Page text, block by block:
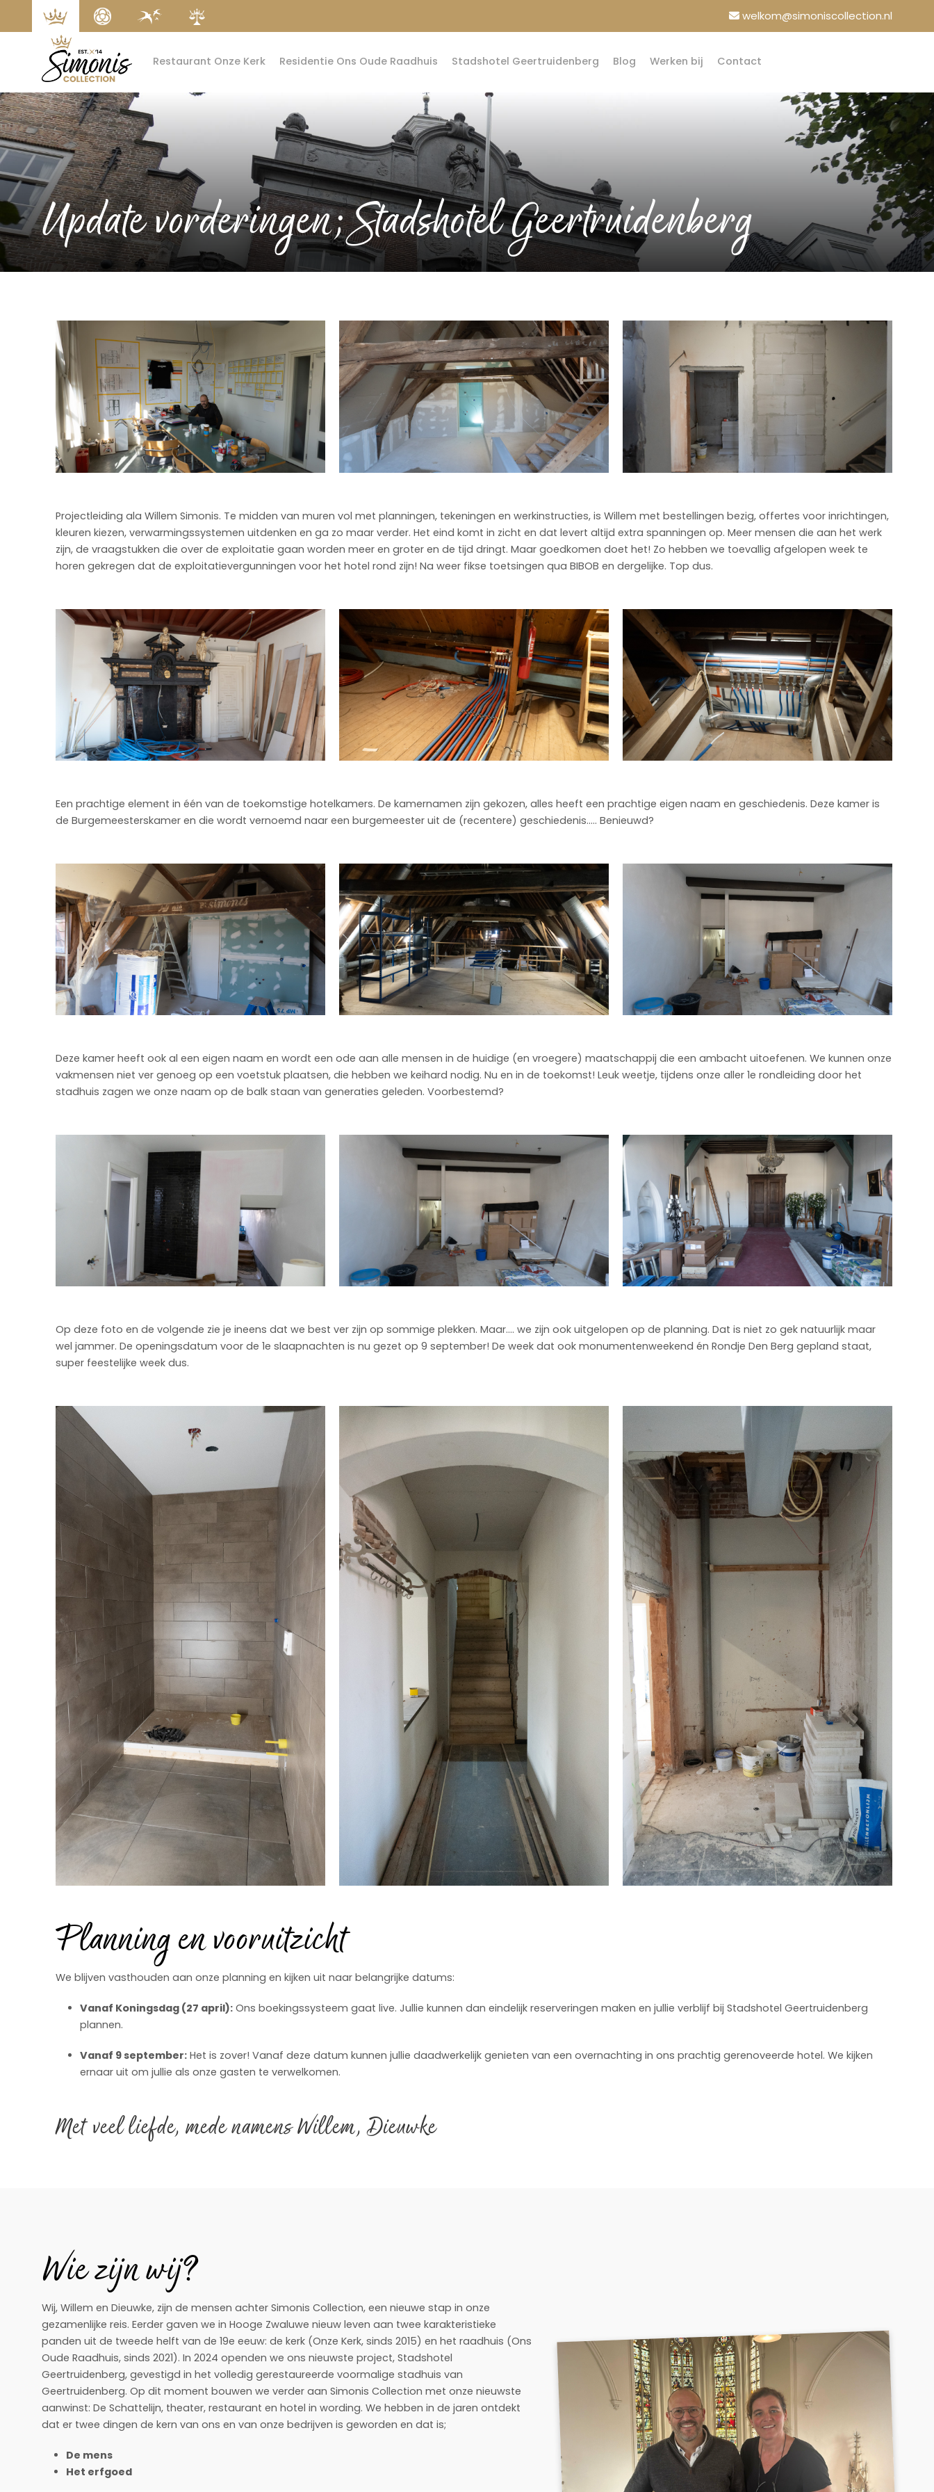
welkom@simoniscollection.nl
Restaurant Onze Kerk Residentie Ons Oude Raadhuis Stadshotel Geertruidenberg Blog Werken bij Contact
Update vorderingen; Stadshotel Geertruidenberg
Projectleiding ala Willem Simonis. Te midden van muren vol met planningen, tekeningen en werkinstructies, is Willem met bestellingen bezig, offertes voor inrichtingen,
kleuren kiezen, verwarmingssystemen uitdenken en ga zo maar verder. Het eind komt in zicht en dat levert altijd extra spanningen op. Meer mensen die aan het werk
zijn, de vraagstukken die over de exploitatie gaan worden meer en groter en de tijd dringt. Maar goedkomen doet het! Zo hebben we toevallig afgelopen week te
horen gekregen dat de exploitatievergunningen voor het hotel rond zijn! Na weer fikse toetsingen qua BIBOB en dergelijke. Top dus.
Een prachtige element in één van de toekomstige hotelkamers. De kamernamen zijn gekozen, alles heeft een prachtige eigen naam en geschiedenis. Deze kamer is
de Burgemeesterskamer en die wordt vernoemd naar een burgemeester uit de (recentere) geschiedenis….. Benieuwd?
Deze kamer heeft ook al een eigen naam en wordt een ode aan alle mensen in de huidige (en vroegere) maatschappij die een ambacht uitoefenen. We kunnen onze
vakmensen niet ver genoeg op een voetstuk plaatsen, die hebben we keihard nodig. Nu en in de toekomst! Leuk weetje, tijdens onze aller 1e rondleiding door het
stadhuis zagen we onze naam op de balk staan van generaties geleden. Voorbestemd?
Op deze foto en de volgende zie je ineens dat we best ver zijn op sommige plekken. Maar…. we zijn ook uitgelopen op de planning. Dat is niet zo gek natuurlijk maar
wel jammer. De openingsdatum voor de 1e slaapnachten is nu gezet op 9 september! De week dat ook monumentenweekend én Rondje Den Berg gepland staat,
super feestelijke week dus.
Planning en vooruitzicht
We blijven vasthouden aan onze planning en kijken uit naar belangrijke datums:
Vanaf Koningsdag (27 april): Ons boekingssysteem gaat live. Jullie kunnen dan eindelijk reserveringen maken en jullie verblijf bij Stadshotel Geertruidenberg
plannen.
Vanaf 9 september: Het is zover! Vanaf deze datum kunnen jullie daadwerkelijk genieten van een overnachting in ons prachtig gerenoveerde hotel. We kijken
ernaar uit om jullie als onze gasten te verwelkomen.
Met veel liefde, mede namens Willem, Dieuwke
Wie zijn wij?
Wij, Willem en Dieuwke, zijn de mensen achter Simonis Collection, een nieuwe stap in onze
gezamenlijke reis. Eerder gaven we in Hooge Zwaluwe nieuw leven aan twee karakteristieke
panden uit de tweede helft van de 19e eeuw: de kerk (Onze Kerk, sinds 2015) en het raadhuis (Ons
Oude Raadhuis, sinds 2021). In 2024 openden we ons nieuwste project, Stadshotel
Geertruidenberg, gevestigd in het volledig gerestaureerde voormalige stadhuis van
Geertruidenberg. Op dit moment bouwen we verder aan Simonis Collection met onze nieuwste
aanwinst: De Schattelijn, theater, restaurant en hotel in wording. We hebben in de jaren ontdekt
dat er twee dingen de kern van ons en van onze bedrijven is geworden en dat is;
De mens
Het erfgoed